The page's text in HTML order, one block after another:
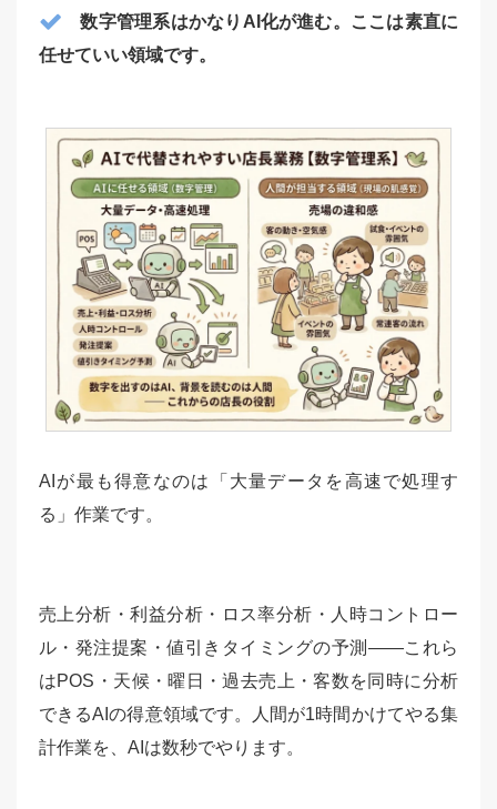
数字管理系はかなりAI化が進む。ここは素直に
任せていい領域です。
AIが最も得意なのは「大量データを高速で処理す
る」作業です。
売上分析・利益分析・ロス率分析・人時コントロー
ル・発注提案・値引きタイミングの予測——これら
はPOS・天候・曜日・過去売上・客数を同時に分析
できるAIの得意領域です。人間が1時間かけてやる集
計作業を、AIは数秒でやります。